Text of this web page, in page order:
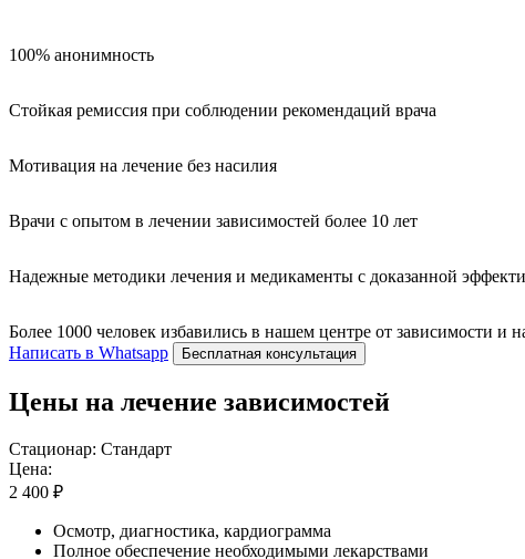
100% анонимность
Стойкая ремиссия при соблюдении рекомендаций врача
Мотивация на лечение без насилия
Врачи с опытом в лечении зависимостей более 10 лет
Надежные методики лечения и медикаменты с доказанной
Более 1000 человек избавились в нашем центре от зависимости и
Написать в Whatsapp
Бесплатная консультация
Цены на лечение зависимостей
Стационар: Стандарт
Цена:
2 400 ₽
Осмотр, диагностика, кардиограмма
Полное обеспечение необходимыми лекарствами